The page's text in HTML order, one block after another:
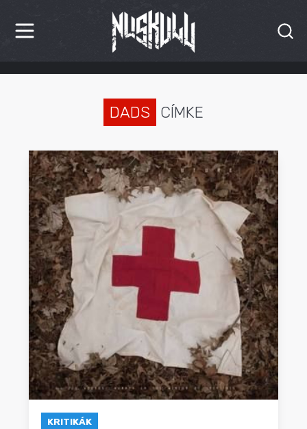
HÍREK
INTERJÚK
PREMIEREK
KULT
MÁSVILÁG
BLOG
DADS CÍMKE
KRITIKÁK